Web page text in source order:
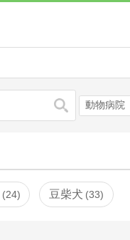
検索 動物病院
24 豆柴犬 33